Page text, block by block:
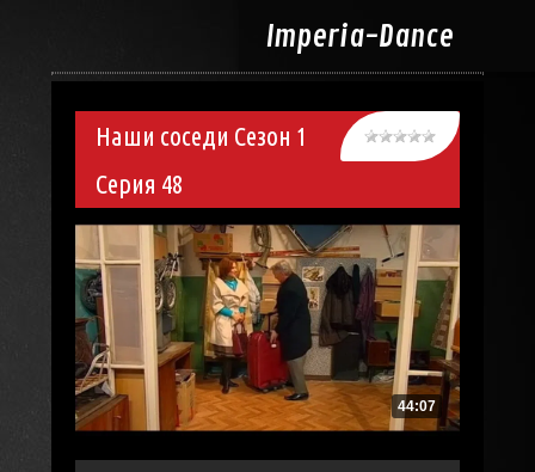
Imperia-Dance
Наши соседи Сезон 1
Серия 48
44:07